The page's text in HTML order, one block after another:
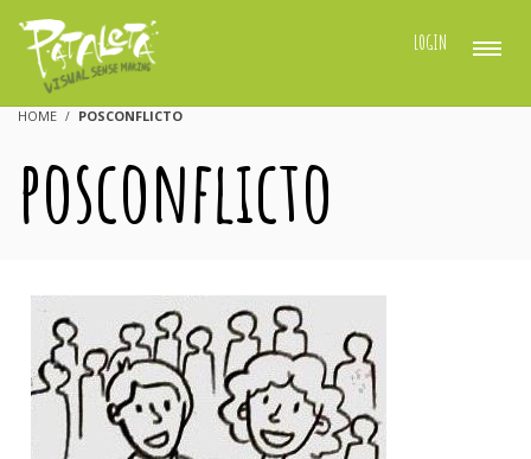
LOGIN
HOME POSCONFLICTO
posconflicto